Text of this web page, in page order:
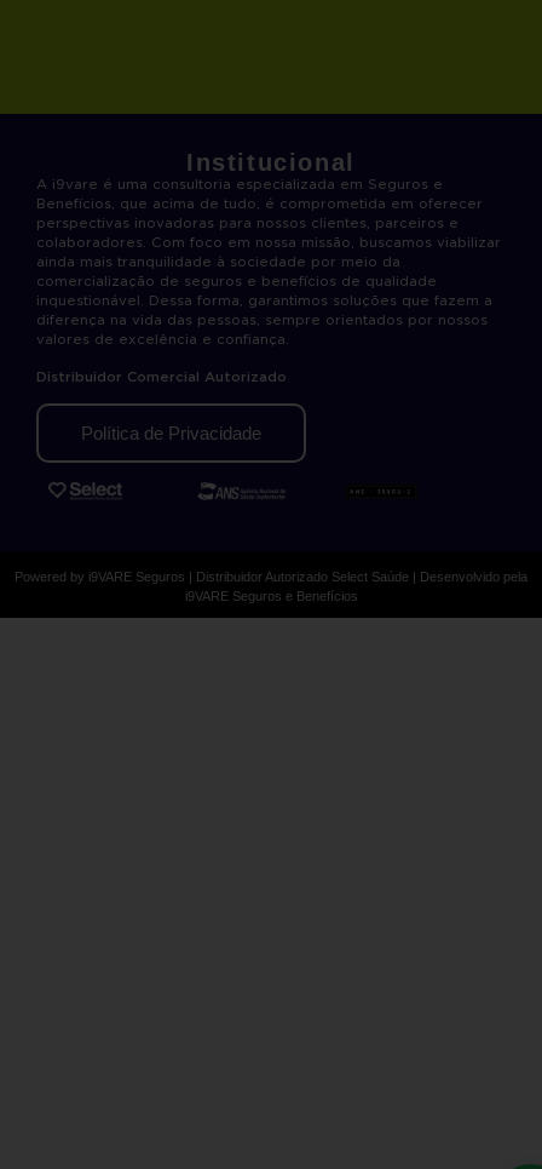
Institucional
A i9vare é uma consultoria especializada em Seguros e
Benefícios, que acima de tudo, é comprometida em oferecer
perspectivas inovadoras para nossos clientes, parceiros e
colaboradores. Com foco em nossa missão, buscamos viabilizar
ainda mais tranquilidade à sociedade por meio da
comercialização de seguros e benefícios de qualidade
inquestionável. Dessa forma, garantimos soluções que fazem a
diferença na vida das pessoas, sempre orientados por nossos
valores de excelência e confiança.
Distribuidor Comercial Autorizado
Política de Privacidade
Powered by i9VARE Seguros | Distribuidor Autorizado Select Saúde | Desenvolvido pela
i9VARE Seguros e Benefícios